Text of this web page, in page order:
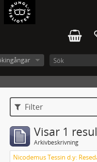
Filter
Visar 1
Arkivbeskrivning
Nicodemus Tessin d.y: